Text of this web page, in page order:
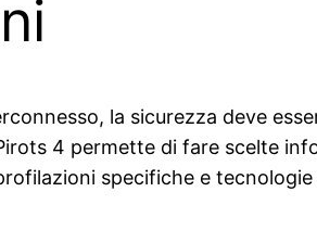
la sicurezza deve
4 permette di fare scelte
specifiche e